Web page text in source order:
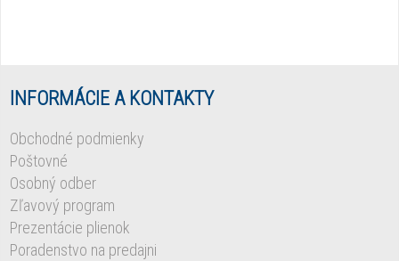
INFORMÁCIE A KONTAKTY
Obchodné podmienky
Poštovné
Osobný odber
Zľavový program
Prezentácie plienok
Poradenstvo na predajni